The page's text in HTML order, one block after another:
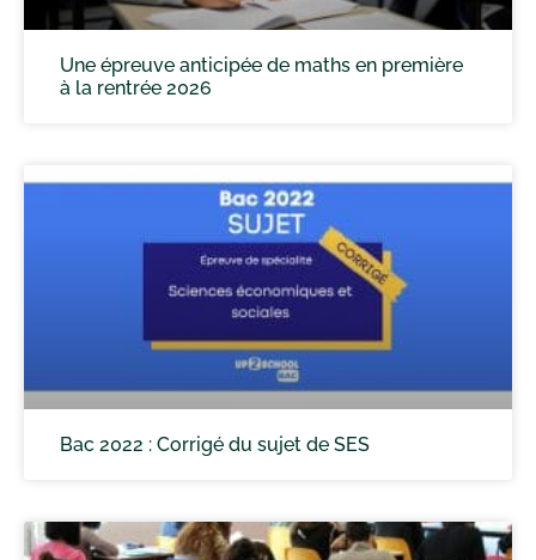
Une épreuve anticipée de maths en première
à la rentrée 2026
Bac 2022 : Corrigé du sujet de SES